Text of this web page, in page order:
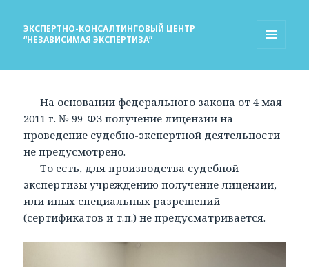
ЭКСПЕРТНО-КОНСАЛТИНГОВЫЙ ЦЕНТР
“НЕЗАВИСИМАЯ ЭКСПЕРТИЗА”
На основании федерального закона от 4 мая
2011 г. № 99-ФЗ получение лицензии на
проведение судебно-экспертной деятельности
не предусмотрено.
То есть, для производства судебной
экспертизы учреждению получение лицензии,
или иных специальных разрешений
(сертификатов и т.п.) не предусматривается.